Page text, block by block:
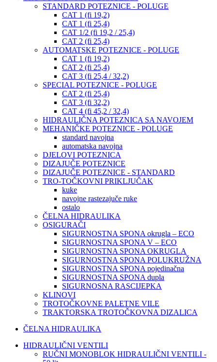
STANDARD POTEZNICE - POLUGE
CAT 1 (fi 19,2)
CAT 1 (fi 25,4)
CAT 1/2 (fi 19,2 / 25,4)
CAT 2 (fi 25,4)
AUTOMATSKE POTEZNICE - POLUGE
CAT 1 (fi 19,2)
CAT 2 (fi 25,4)
CAT 3 (fi 25,4 / 32,2)
SPECIAL POTEZNICE - POLUGE
CAT 2 (fi 25,4)
CAT 3 (fi 32,2)
CAT 4 (fi 45,2 / 32,4)
HIDRAULIČNA POTEZNICA SA NAVOJEM
MEHANIČKE POTEZNICE - POLUGE
standard navojna
automatska navojna
DJELOVI POTEZNICA
DIZAJUČE POTEZNICE
DIZAJUČE POTEZNICE - STANDARD
TRO-TOČKOVNI PRIKLJUČAK
kuke
navojne rastezajuče ruke
ostalo
ČELNA HIDRAULIKA
OSIGURAČI
SIGURNOSTNA SPONA okrugla – ECO
SIGURNOSTNA SPONA V – ECO
SIGURNOSTNA SPONA OKRUGLA
SIGURNOSTNA SPONA POLUKRUŽNA
SIGURNOSTNA SPONA pojedinačna
SIGURNOSTNA SPONA dupla
SIGURNOSNA RASCIJEPKA
KLINOVI
TROTOČKOVNE PALETNE VILE
TRAKTORSKA TROTOČKOVNA DIZALICA
ČELNA HIDRAULIKA
HIDRAULIČNI VENTILI
RUČNI MONOBLOK HIDRAULIČNI VENTILI -